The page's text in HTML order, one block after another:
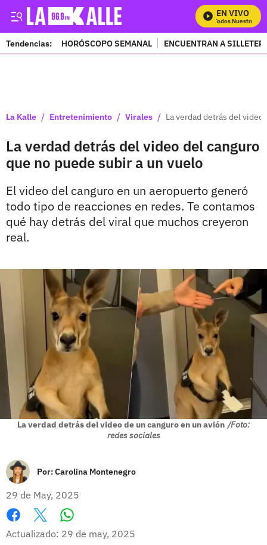
EN VIVO
Mira Todos Nuestros
Tendencias: HORÓSCOPO SEMANAL ENCUENTRAN A
La Kalle / Entretenimiento / Virales / La verdad detrás del
La verdad detrás del video del canguro
que no puede subir a un vuelo
El video del canguro en un aeropuerto generó
todo tipo de reacciones en redes. Te contamos
qué hay detrás del viral que muchos creyeron
real.
La verdad detrás del video de un canguro en un avión /Foto:
redes sociales
Por:Carolina Montenegro
29 de May, 2025
Facebook
X
Actualizado: 29 de may, 2025